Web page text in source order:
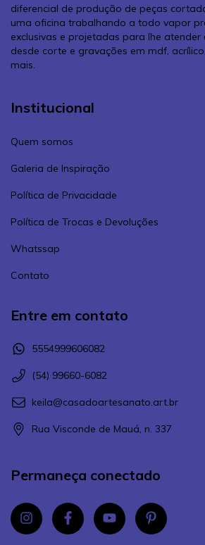
diferencial de produção de peças
uma oficina trabalhando a todo vapor
exclusivas e projetadas para lhe
desde corte e gravações em mdf,
mais.
Institucional
Quem somos
Galeria de Inspiração
Política de Privacidade
Política de Trocas e Devoluções
Whatssap
Contato
Entre em contato
5554999606082
(54) 99660-6082
keila@casadoartesanato.art.br
Rua Visconde de Mauá, n. 337
Permaneça conectado